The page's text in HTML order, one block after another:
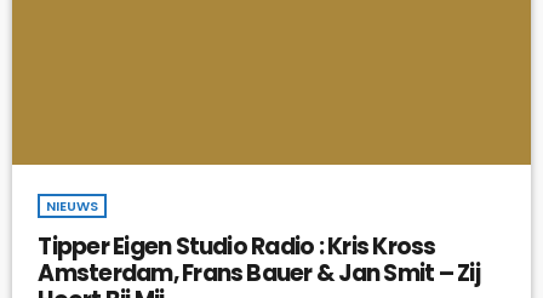
NIEUWS
Tipper Eigen Studio Radio : Kris Kross
Amsterdam, Frans Bauer & Jan Smit – Zij